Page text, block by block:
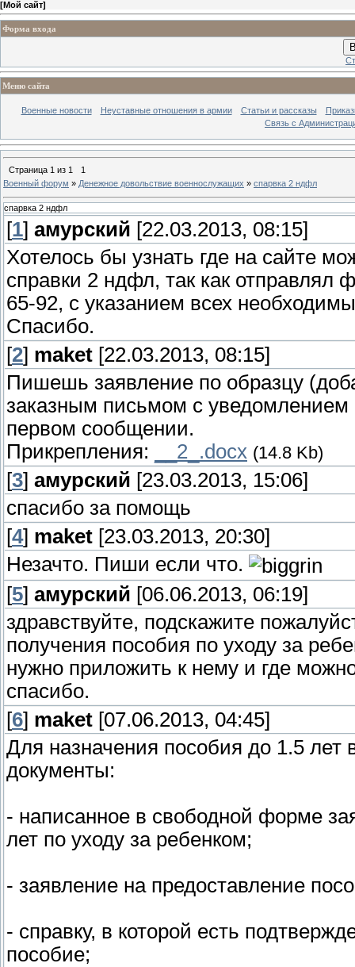
[Мой сайт]
Форма входа
Меню сайта
Военные новости Неуставные отношения в армии Статьи и рассказы
Связь с
Страница 1 из 1
1
Военный форум » Денежное довольствие военнослужащих » спарвка 2 ндфл
спарвка 2 ндфл
[1] амурский [22.03.2013, 08:15]
Хотелось бы узнать где на сайте
справки 2 ндфл, так как отправлял
65-92, с указанием всех
Спасибо.
[2] maket [22.03.2013, 08:15]
Пишешь заявление по образцу
заказным письмом с
первом сообщении.
Прикрепления:
__2_.docx (14.8 Kb)
[3] амурский [23.03.2013, 15:06]
спасибо за помощь
[4] maket [23.03.2013, 20:30]
Незачто. Пиши если что.
[5] амурский [06.06.2013, 06:19]
здравствуйте, подскажите
получения пособия по уходу за
нужно приложить к нему и где
спасибо.
[6] maket [07.06.2013, 04:45]
Для назначения пособия до 1.5 лет
документы:
- написанное в свободной форме
лет по уходу за ребенком;
- заявление на предоставление
- справку, в которой есть
пособие;